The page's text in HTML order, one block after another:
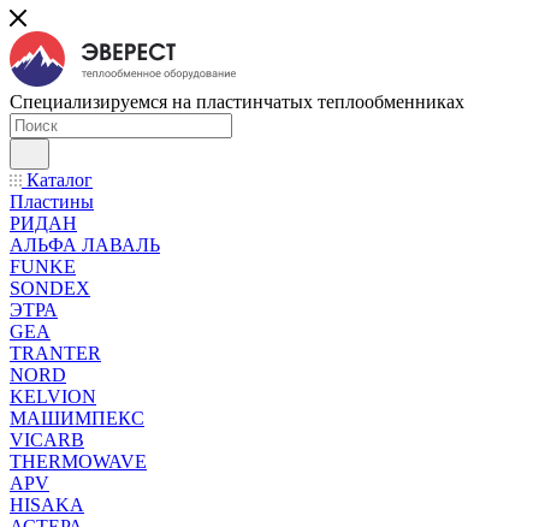
Специализируемся на пластинчатых теплообменниках
Каталог
Пластины
РИДАН
АЛЬФА ЛАВАЛЬ
FUNKE
SONDEX
ЭТРА
GEA
TRANTER
NORD
KELVION
МАШИМПЕКС
VICARB
THERMOWAVE
APV
HISAKA